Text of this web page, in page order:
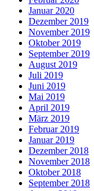
Januar 2020
Dezember 2019
November 2019
Oktober 2019
September 2019
August 2019
Juli 2019
Juni 2019
Mai 2019
April 2019
März 2019
Februar 2019
Januar 2019
Dezember 2018
November 2018
Oktober 2018
September 2018